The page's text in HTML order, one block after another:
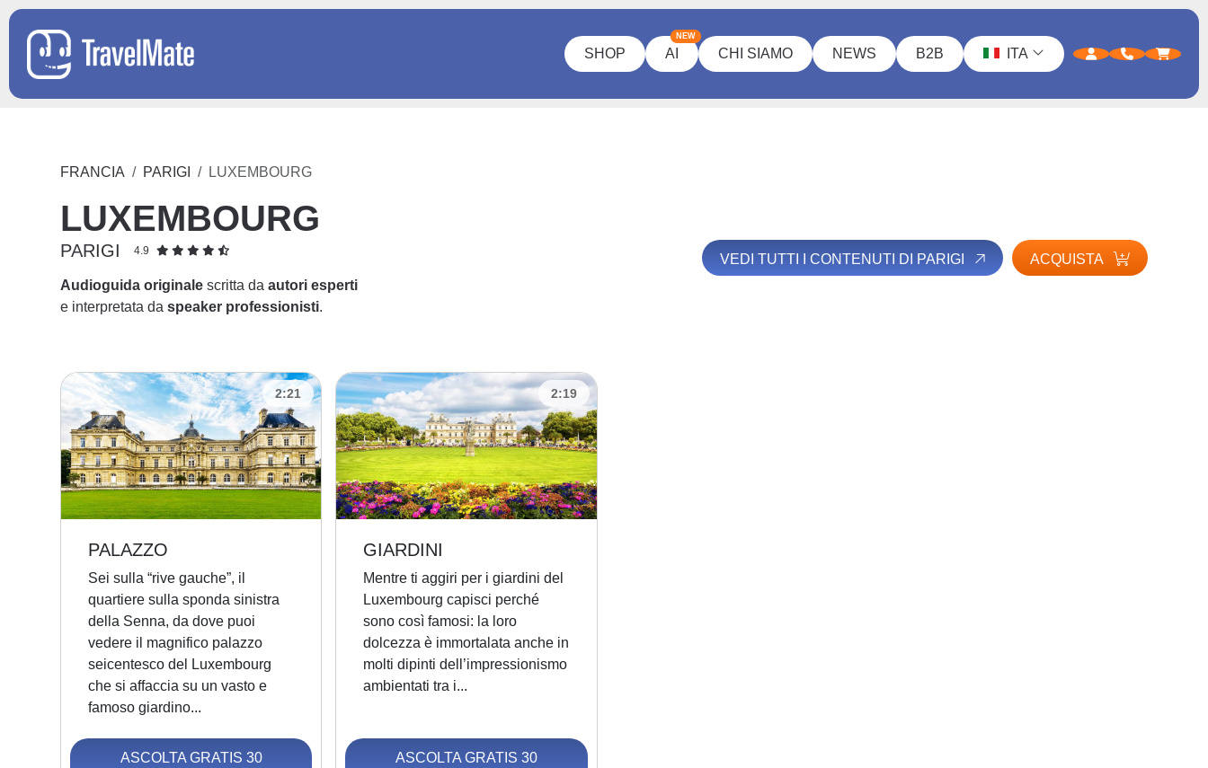
SHOP AI
NEW
CHI SIAMO NEWS B2B ITA
FRANCIA PARIGI LUXEMBOURG
LUXEMBOURG
PARIGI 4.9
Audioguida originale scritta daautori esperti
e interpretata daspeaker professionisti.
VEDI TUTTI I CONTENUTI DI PARIGI ACQUISTA
2:21
PALAZZO
Sei sulla “rive gauche”, il
quartiere sulla sponda sinistra
della Senna, da dove puoi
vedere il magnifico palazzo
seicentesco del Luxembourg
che si affaccia su un vasto e
famoso giardino...
ASCOLTA GRATIS 30
2:19
GIARDINI
Mentre ti aggiri per i giardini del
Luxembourg capisci perché
sono così famosi: la loro
dolcezza è immortalata anche in
molti dipinti dell’impressionismo
ambientati tra i...
ASCOLTA GRATIS 30